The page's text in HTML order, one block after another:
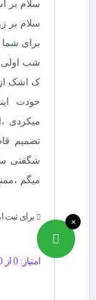
سلام بر
سلام بر
برای
شب اولی
ک اشک
خودت
میکردی
تصمیم
شگفتی
میگم
برای ثبت
امتیاز: 0 از 0 رأی
×